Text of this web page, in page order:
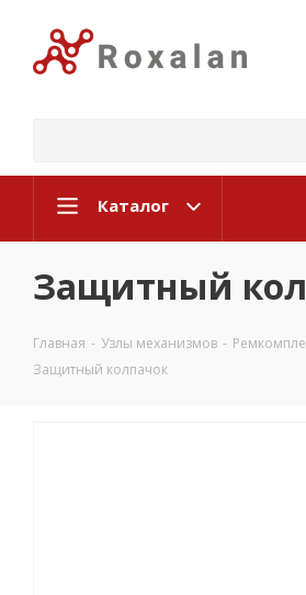
Каталог
Защитный
Главная - Узлы механизмов -
Защитный колпачок